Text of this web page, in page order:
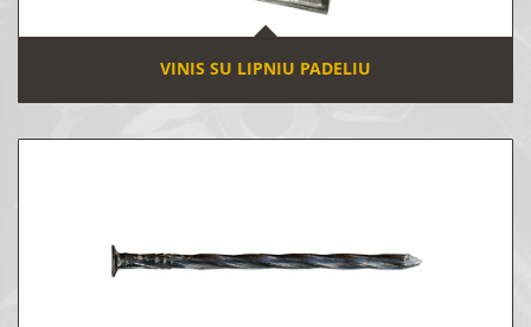
VINIS SU LIPNIU PADELIU